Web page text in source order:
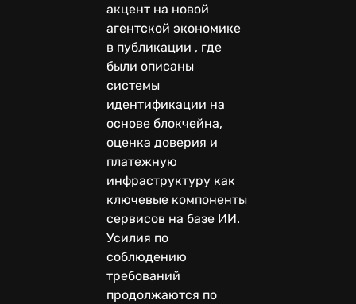
акцент на новой
агентской экономике
в публикации , где
были описаны
системы
идентификации на
основе блокчейна,
оценка доверия и
платежную
инфраструктуру как
ключевые компоненты
сервисов на базе ИИ.
Усилия по
соблюдению
требований
продолжаются по